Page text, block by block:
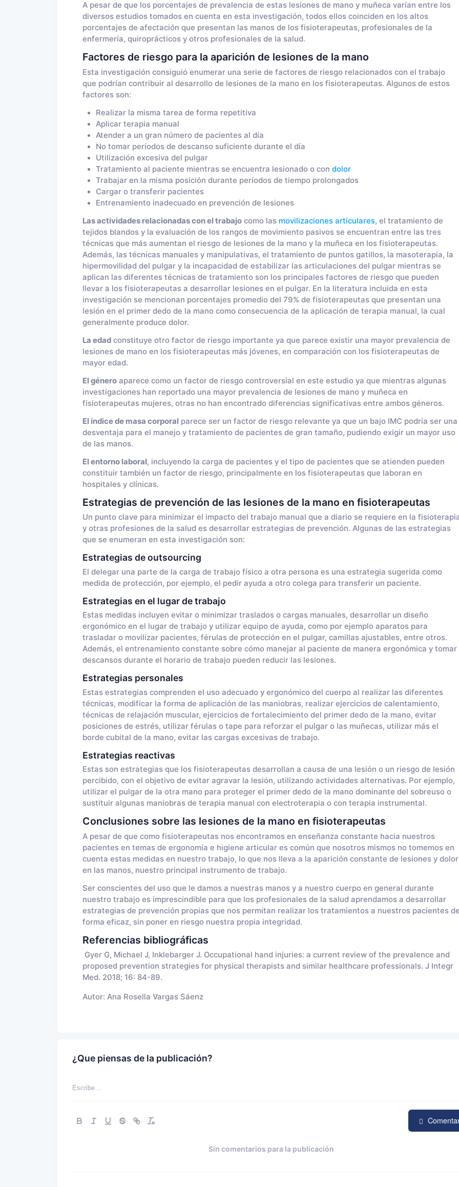
A pesar de que los porcentajes de prevalencia de estas lesiones de mano y muñeca varían entre los
diversos estudios tomados en cuenta en esta investigación, todos ellos coinciden en los altos
porcentajes de afectación que presentan las manos de los fisioterapeutas, profesionales de la
enfermería, quiroprácticos y otros profesionales de la salud.
Factores de riesgo para la aparición de lesiones de la mano
Esta investigación consiguió enumerar una serie de factores de riesgo relacionados con el trabajo
que podrían contribuir al desarrollo de lesiones de la mano en los fisioterapeutas. Algunos de estos
factores son:
Realizar la misma tarea de forma repetitiva
Aplicar terapia manual
Atender a un gran número de pacientes al día
No tomar períodos de descanso suficiente durante el día
Utilización excesiva del pulgar
Tratamiento al paciente mientras se encuentra lesionado o con dolor
Trabajar en la misma posición durante períodos de tiempo prolongados
Cargar o transferir pacientes
Entrenamiento inadecuado en prevención de lesiones
Las actividades relacionadas con el trabajocomo las movilizaciones articulares, el tratamiento de
tejidos blandos y la evaluación de los rangos de movimiento pasivos se encuentran entre las tres
técnicas que más aumentan el riesgo de lesiones de la mano y la muñeca en los fisioterapeutas.
Además, las técnicas manuales y manipulativas, el tratamiento de puntos gatillos, la masoterapia, la
hipermovilidad del pulgar y la incapacidad de estabilizar las articulaciones del pulgar mientras se
aplican las diferentes técnicas de tratamiento son los principales factores de riesgo que pueden
llevar a los fisioterapeutas a desarrollar lesiones en el pulgar. En la literatura incluida en esta
investigación se mencionan porcentajes promedio del 79% de fisioterapeutas que presentan una
lesión en el primer dedo de la mano como consecuencia de la aplicación de terapia manual, la cual
generalmente produce dolor.
La edadconstituye otro factor de riesgo importante ya que parece existir una mayor prevalencia de
lesiones de mano en los fisioterapeutas más jóvenes, en comparación con los fisioterapeutas de
mayor edad.
El géneroaparece como un factor de riesgo controversial en este estudio ya que mientras algunas
investigaciones han reportado una mayor prevalencia de lesiones de mano y muñeca en
fisioterapeutas mujeres, otras no han encontrado diferencias significativas entre ambos géneros.
El índice de masa corporal parece ser un factor de riesgo relevante ya que un bajo IMC podría ser una
desventaja para el manejo y tratamiento de pacientes de gran tamaño, pudiendo exigir un mayor uso
de las manos.
El entorno laboral, incluyendo la carga de pacientes y el tipo de pacientes que se atienden pueden
constituir también un factor de riesgo, principalmente en los fisioterapeutas que laboran en
hospitales y clínicas.
Estrategias de prevención de las lesiones de la mano en fisioterapeutas
Un punto clave para minimizar el impacto del trabajo manual que a diario se requiere en la
y otras profesiones de la salud es desarrollar estrategias de prevención. Algunas de las estrategias
que se enumeran en esta investigación son:
Estrategias de outsourcing
El delegar una parte de la carga de trabajo físico a otra persona es una estrategia sugerida como
medida de protección, por ejemplo, el pedir ayuda a otro colega para transferir un paciente.
Estrategias en el lugar de trabajo
Estas medidas incluyen evitar o minimizar traslados o cargas manuales, desarrollar un diseño
ergonómico en el lugar de trabajo y utilizar equipo de ayuda, como por ejemplo aparatos para
trasladar o movilizar pacientes, férulas de protección en el pulgar, camillas ajustables, entre otros.
Además, el entrenamiento constante sobre cómo manejar al paciente de manera ergonómica y tomar
descansos durante el horario de trabajo pueden reducir las lesiones.
Estrategias personales
Estas estrategias comprenden el uso adecuado y ergonómico del cuerpo al realizar las diferentes
técnicas, modificar la forma de aplicación de las maniobras, realizar ejercicios de calentamiento,
técnicas de relajación muscular, ejercicios de fortalecimiento del primer dedo de la mano, evitar
posiciones de estrés, utilizar férulas o tape para reforzar el pulgar o las muñecas, utilizar más el
borde cubital de la mano, evitar las cargas excesivas de trabajo.
Estrategias reactivas
Estas son estrategias que los fisioterapeutas desarrollan a causa de una lesión o un riesgo de lesión
percibido, con el objetivo de evitar agravar la lesión, utilizando actividades alternativas. Por ejemplo,
utilizar el pulgar de la otra mano para proteger el primer dedo de la mano dominante del sobreuso o
sustituir algunas maniobras de terapia manual con electroterapia o con terapia instrumental.
Conclusiones sobre las lesiones de la mano en fisioterapeutas
A pesar de que como fisioterapeutas nos encontramos en enseñanza constante hacia nuestros
pacientes en temas de ergonomía e higiene articular es común que nosotros mismos no tomemos en
cuenta estas medidas en nuestro trabajo, lo que nos lleva a la aparición constante de lesiones y dolor
en las manos, nuestro principal instrumento de trabajo.
Ser conscientes del uso que le damos a nuestras manos y a nuestro cuerpo en general durante
nuestro trabajo es imprescindible para que los profesionales de la salud aprendamos a desarrollar
estrategias de prevención propias que nos permitan realizar los tratamientos a nuestros pacientes
forma eficaz, sin poner en riesgo nuestra propia integridad.
Referencias bibliográficas
Gyer G, Michael J, Inklebarger J. Occupational hand injuries: a current review of the prevalence and
proposed prevention strategies for physical therapists and similar healthcare professionals. J Integr
Med. 2018; 16: 84-89.
Autor: Ana Rosella Vargas Sáenz
¿Que piensas de la publicación?
Sin comentarios para la publicación